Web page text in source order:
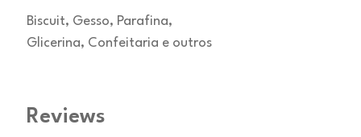
Biscuit, Gesso, Parafina,
Glicerina, Confeitaria e outros
Reviews